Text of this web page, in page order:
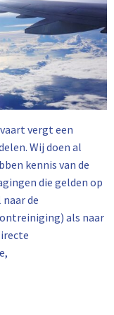
vergt een
Wij doen al
kennis van de
die gelden op
de
als naar